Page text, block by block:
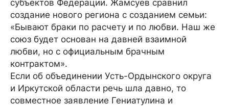
субъектов Федерации. Жамсуев сравнил
создание нового региона с созданием семьи:
«Бывают браки по расчету и по любви. Наш же
союз будет основан на давней взаимной
любви, но с официальным брачным
контрактом».
Если об объединении Усть-Ордынского округа
и Иркутской области речь шла давно, то
совместное заявление Гениатулина и